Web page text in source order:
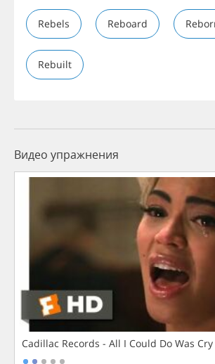
Rebels Reboard
Rebuilt
Видео упражнения
Cadillac Records - All I Could Do Was Cry